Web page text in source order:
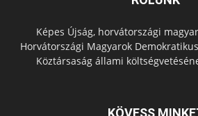
Képes Újság, horvátországi
Horvátországi Magyarok
Köztársaság állami
KÖVESS